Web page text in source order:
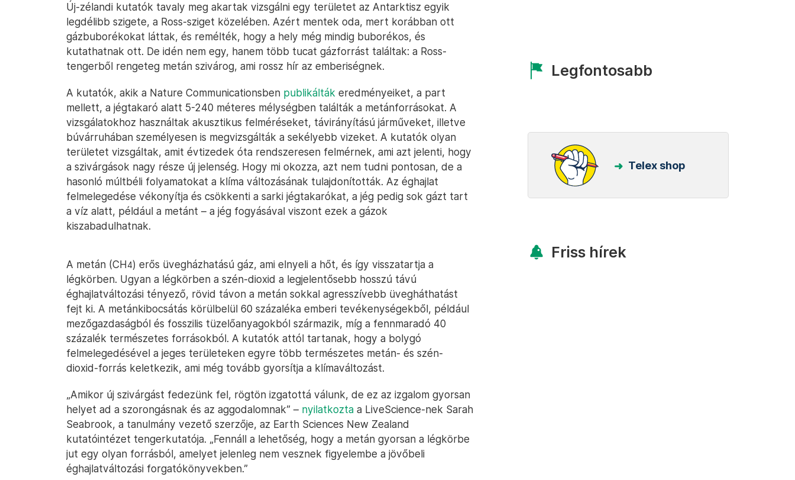
Új-zélandi kutatók tavaly meg akartak vizsgálni egy területet az Antarktisz egyik
legdélibb szigete, a Ross-sziget közelében. Azért mentek oda, mert korábban ott
gázbuborékokat láttak, és remélték, hogy a hely még mindig buborékos, és
kutathatnak ott. De idén nem egy, hanem több tucat gázforrást találtak: a Ross-
tengerből rengeteg metán szivárog, ami rossz hír az emberiségnek.
A kutatók, akik a Nature Communicationsben publikálták eredményeiket, a part
mellett, a jégtakaró alatt 5-240 méteres mélységben találták a metánforrásokat. A
vizsgálatokhoz használtak akusztikus felméréseket, távirányítású járműveket, illetve
búvárruhában személyesen is megvizsgálták a sekélyebb vizeket. A kutatók olyan
területet vizsgáltak, amit évtizedek óta rendszeresen felmérnek, ami azt jelenti, hogy
a szivárgások nagy része új jelenség. Hogy mi okozza, azt nem tudni pontosan, de a
hasonló múltbéli folyamatokat a klíma változásának tulajdonították. Az éghajlat
felmelegedése vékonyítja és csökkenti a sarki jégtakarókat, a jég pedig sok gázt tart
a víz alatt, például a metánt – a jég fogyásával viszont ezek a gázok
kiszabadulhatnak.
A metán (CH4) erős üvegházhatású gáz, ami elnyeli a hőt, és így visszatartja a
légkörben. Ugyan a légkörben a szén-dioxid a legjelentősebb hosszú távú
éghajlatváltozási tényező, rövid távon a metán sokkal agresszívebb üvegháthatást
fejt ki. A metánkibocsátás körülbelül 60 százaléka emberi tevékenységekből, például
mezőgazdaságból és fosszilis tüzelőanyagokból származik, míg a fennmaradó 40
százalék természetes forrásokból. A kutatók attól tartanak, hogy a bolygó
felmelegedésével a jeges területeken egyre több természetes metán- és szén-
dioxid-forrás keletkezik, ami még tovább gyorsítja a klímaváltozást.
„Amikor új szivárgást fedezünk fel, rögtön izgatottá válunk, de ez az izgalom gyorsan
helyet ad a szorongásnak és az aggodalomnak” – nyilatkozta a LiveScience-nek Sarah
Seabrook, a tanulmány vezető szerzője, az Earth Sciences New Zealand
kutatóintézet tengerkutatója. „Fennáll a lehetőség, hogy a metán gyorsan a légkörbe
jut egy olyan forrásból, amelyet jelenleg nem vesznek figyelembe a jövőbeli
éghajlatváltozási forgatókönyvekben.”
Legfontosabb
Telex shop
Friss hírek